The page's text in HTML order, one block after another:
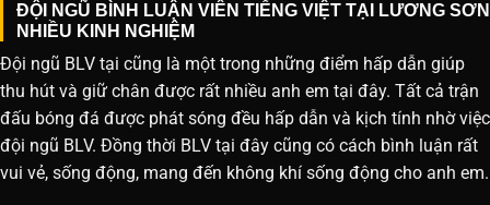
ĐỘI NGŨ BÌNH LUẬN VIÊN TIẾNG VIỆT TẠI LƯƠNG SƠN
NHIỀU KINH NGHIỆM
Đội ngũ BLV tại cũng là một trong những điểm hấp dẫn giúp
thu hút và giữ chân được rất nhiều anh em tại đây. Tất cả trận
đấu bóng đá được phát sóng đều hấp dẫn và kịch tính nhờ việc
đội ngũ BLV. Đồng thời BLV tại đây cũng có cách bình luận rất
vui vẻ, sống động, mang đến không khí sống động cho anh em.